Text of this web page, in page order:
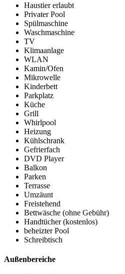
Haustier erlaubt
Privater Pool
Spülmaschine
Waschmaschine
TV
Klimaanlage
WLAN
Kamin/Ofen
Mikrowelle
Kinderbett
Parkplatz
Küche
Grill
Whirlpool
Heizung
Kühlschrank
Gefrierfach
DVD Player
Balkon
Parken
Terrasse
Umzäunt
Freistehend
Bettwäsche (ohne Gebühr)
Handtücher (kostenlos)
beheizter Pool
Schreibtisch
Außenbereiche